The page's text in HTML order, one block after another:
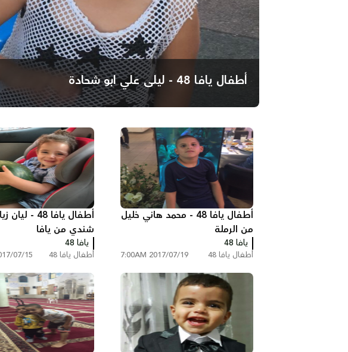
أطفال يافا 48 - ليلى علي ابو شحادة
أطفال يافا 48 - محمد هاني خليل
من الرملة
يافا 48
أطفال يافا 48 2017/07/19 7:00AM
أطفال يافا 48 -
شندي من يافا
يافا 48
أطفال يافا 48 07/15 11:15AM